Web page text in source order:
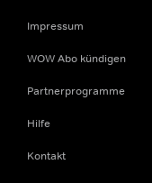
Impressum
WOW Abo kündigen
Partnerprogramme
Hilfe
Kontakt